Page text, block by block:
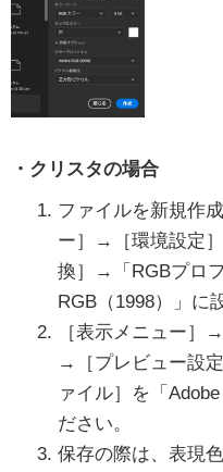
・クリスタの場合
ファイルを新規作
ー］→［環境設定
換］→「RGBプロ
RGB（1998）」に
［表示メニュー］
→［プレビュー設
ァイル］を「
ださい。
保存の際は、表現